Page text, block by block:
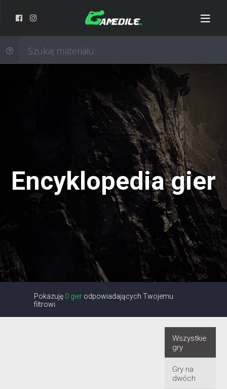
Encyklopedia gier
Pokazuję 0 gier odpowiadających Twojemu
filtrowi.
Wszystkie
gry
Gry na
dwóch